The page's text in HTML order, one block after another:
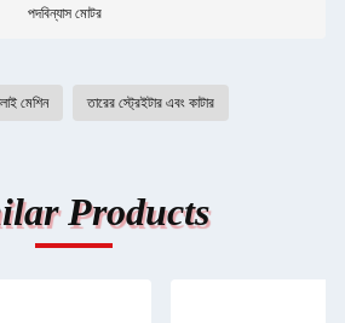
পদবিন্যাস মোটর
মেশিন তারের স্ট্রেইটার এবং কাটার
Products